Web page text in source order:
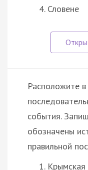
Словене
Расположите
события.
обозначены
правильной
Крымская